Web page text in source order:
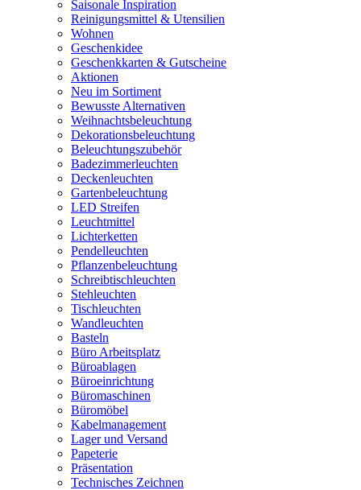
Saisonale Inspiration
Reinigungsmittel & Utensilien
Wohnen
Geschenkidee
Geschenkkarten & Gutscheine
Aktionen
Neu im Sortiment
Bewusste Alternativen
Weihnachtsbeleuchtung
Dekorationsbeleuchtung
Beleuchtungszubehör
Badezimmerleuchten
Deckenleuchten
Gartenbeleuchtung
LED Streifen
Leuchtmittel
Lichterketten
Pendelleuchten
Pflanzenbeleuchtung
Schreibtischleuchten
Stehleuchten
Tischleuchten
Wandleuchten
Basteln
Büro Arbeitsplatz
Büroablagen
Büroeinrichtung
Büromaschinen
Büromöbel
Kabelmanagement
Lager und Versand
Papeterie
Präsentation
Technisches Zeichnen